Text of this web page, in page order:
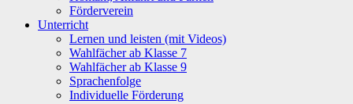
Förderverein
Unterricht
Lernen und leisten (mit Videos)
Wahlfächer ab Klasse 7
Wahlfächer ab Klasse 9
Sprachenfolge
Individuelle Förderung